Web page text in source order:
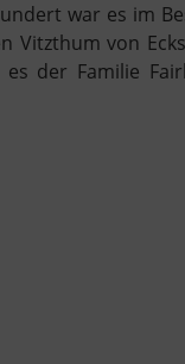
war es im
Vitzthum von
der Familie